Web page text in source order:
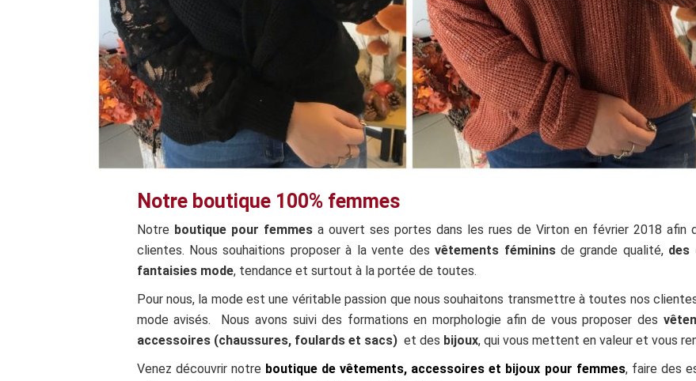
Notre boutique 100% femmes
Notre boutique pour femmesa ouvert ses portes dans les rues de Virton en février 2018 afin
clientes. Nous souhaitions proposer à la vente desvêtements fémininsde grande qualité, des
fantaisies mode, tendance et surtout à la portée de toutes.
Pour nous, la mode est une véritable passion que nous souhaitons transmettre à toutes nos
mode avisés. Nous avons suivi des formations en morphologie afin de vous proposer des
accessoires (chaussures, foulards et sacs) et des bijoux, qui vous mettent en valeur et vous
Venez découvrir notre boutique de vêtements, accessoires et bijoux pour femmes, faire des